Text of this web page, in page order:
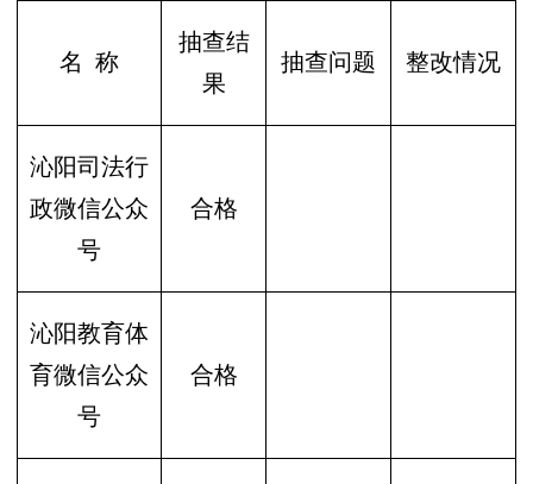
名 称
抽查结
果
抽查问题 整改情况
沁阳司法行
政微信公众
号
合格
沁阳教育体
育微信公众
号
合格